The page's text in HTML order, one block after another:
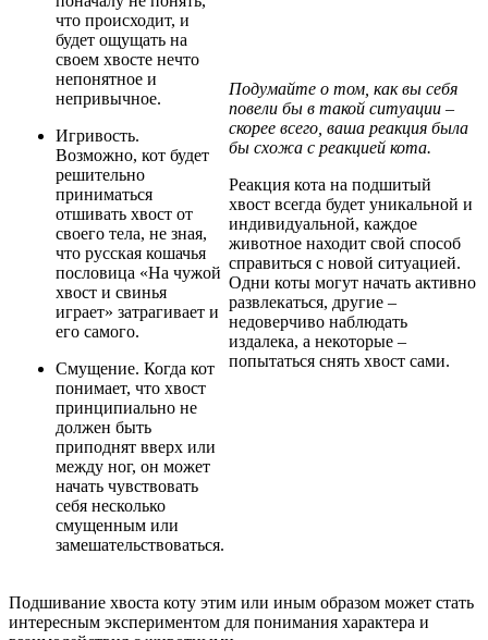
что происходит, и
будет ощущать на
своем хвосте нечто
непонятное и
непривычное.
Игривость.
Возможно, кот будет
решительно
приниматься
отшивать хвост от
своего тела, не зная,
что русская кошачья
пословица «На чужой
хвост и свинья
играет» затрагивает и
его самого.
Смущение. Когда кот
понимает, что хвост
принципиально не
должен быть
приподнят вверх или
между ног, он может
начать чувствовать
себя несколько
смущенным или
замешательствоваться.
Подумайте о том, как вы себя
повели бы в такой ситуации –
скорее всего, ваша реакция была
бы схожа с реакцией кота.
Реакция кота на подшитый
хвост всегда будет уникальной и
индивидуальной, каждое
животное находит свой способ
справиться с новой ситуацией.
Одни коты могут начать активно
развлекаться, другие –
недоверчиво наблюдать
издалека, а некоторые –
попытаться снять хвост сами.
Подшивание хвоста коту этим или иным образом может стать
интересным экспериментом для понимания характера и